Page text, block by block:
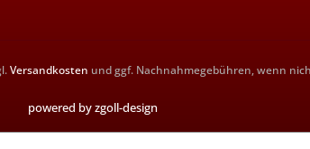
Versandkosten und ggf. Nachnahmegebühren, wenn
powered by zgoll-design